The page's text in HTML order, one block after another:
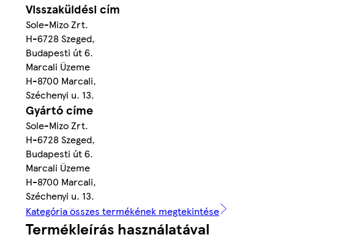
Visszaküldési cím
Sole-Mizo Zrt.
H-6728 Szeged,
Budapesti út 6.
Marcali Üzeme
H-8700 Marcali,
Széchenyi u. 13.
Gyártó címe
Sole-Mizo Zrt.
H-6728 Szeged,
Budapesti út 6.
Marcali Üzeme
H-8700 Marcali,
Széchenyi u. 13.
Kategória összes termékének megtekintése
Termékleírás használatával